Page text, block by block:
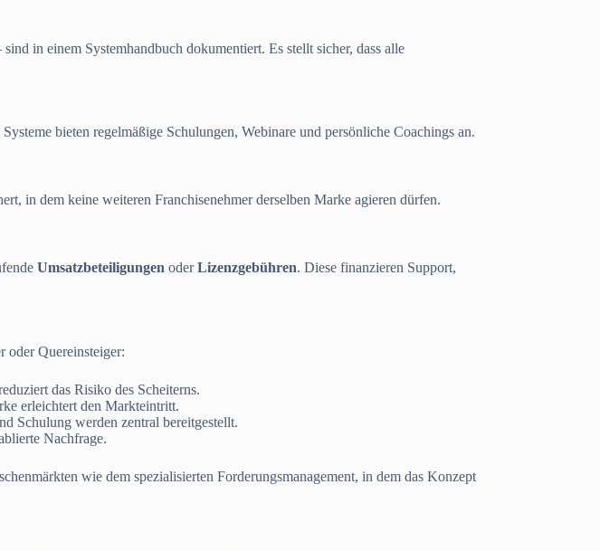
in einem Systemhandbuch dokumentiert. Es stellt sicher, dass alle
bieten regelmäßige Schulungen, Webinare und persönliche Coachings an.
in dem keine weiteren Franchisenehmer derselben Marke agieren dürfen.
Umsatzbeteiligungen oderLizenzgebühren. Diese finanzieren Support,
oder Quereinsteiger:
das Risiko des Scheiterns.
erleichtert den Markteintritt.
Schulung werden zentral bereitgestellt.
Nachfrage.
wie dem spezialisierten Forderungsmanagement, in dem das Konzept